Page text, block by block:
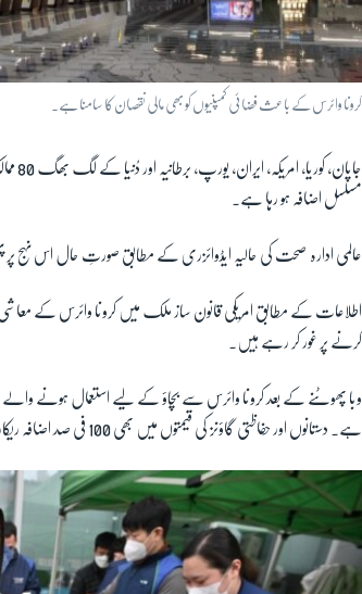
کرونا وائرس کے باعث فضائی کمپنیوں کو بھی مالی نقصان کا سامنا ہے۔
مسلسل اضافہ ہو رہا ہے۔
عالمی ادارہ صحت کی حالیہ ایڈوائزری کے مطابق صورتِ حال اس نہج پر
کرنے پر غور کر رہے ہیں۔
وبا پھوٹنے کے بعد کرونا وائرس سے بچاؤ کے لیے استعمال ہونے
ہے۔ دستانوں اور حفاظتی گاؤنز کی قیمتوں میں بھی 100 فی صد اضافہ ریکارڈ کیا گیا ہے۔